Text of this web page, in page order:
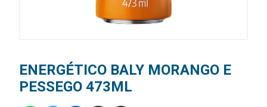
ENERGÉTICO BALY MORANGO E
PESSEGO 473ML